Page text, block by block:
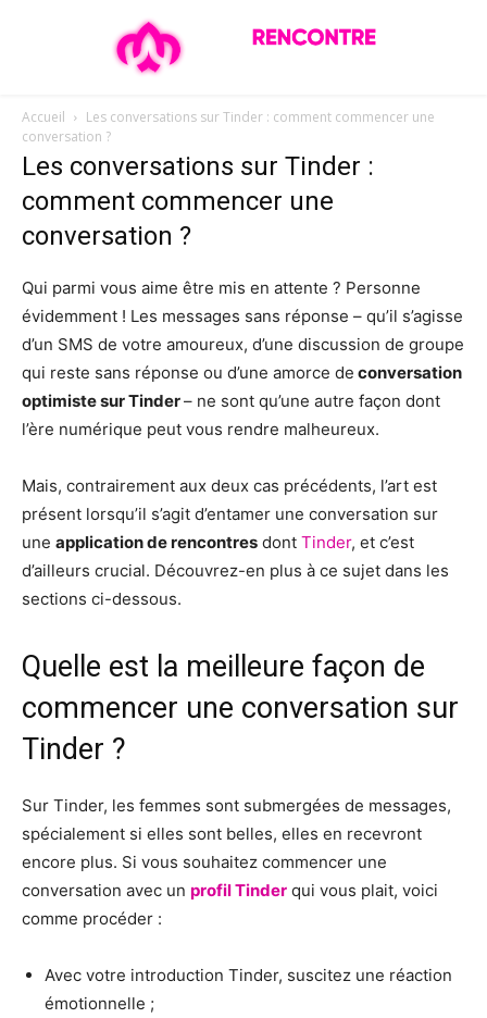
Accueil
Les conversations sur Tinder : comment commencer une
conversation ?
Les conversations sur Tinder :
comment commencer une
conversation ?
Qui parmi vous aime être mis en attente ? Personne
évidemment ! Les messages sans réponse – qu’il s’agisse
d’un SMS de votre amoureux, d’une discussion de groupe
qui reste sans réponse ou d’une amorce de conversation
optimiste sur Tinder– ne sont qu’une autre façon dont
l’ère numérique peut vous rendre malheureux.
Mais, contrairement aux deux cas précédents, l’art est
présent lorsqu’il s’agit d’entamer une conversation sur
une application de rencontres dont Tinder, et c’est
d’ailleurs crucial. Découvrez-en plus à ce sujet dans les
sections ci-dessous.
Quelle est la meilleure façon de
commencer une conversation sur
Tinder ?
Sur Tinder, les femmes sont submergées de messages,
spécialement si elles sont belles, elles en recevront
encore plus. Si vous souhaitez commencer une
conversation avec un profil Tinder qui vous plait, voici
comme procéder :
Avec votre introduction Tinder, suscitez une réaction
émotionnelle ;